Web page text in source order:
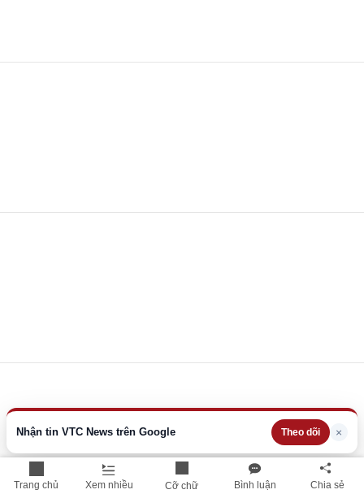
Trang chủ Xem nhiều Cỡ chữ Bình luận Chia sẻ
Nhận tin VTC News trên Google Theo dõi ×